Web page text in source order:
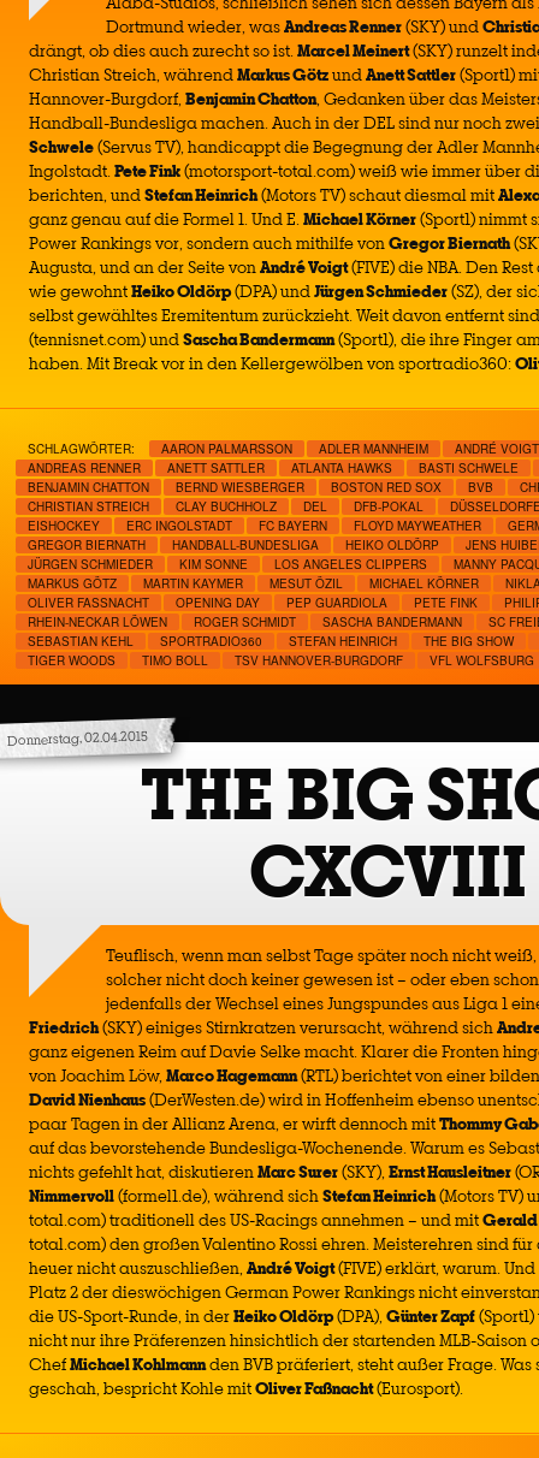
Dortmund wieder, wasAndreas Renner(SKY) und
drängt, ob dies auch zurecht so ist.Marcel Meinert(SKY) runzelt
Christian Streich, währendMarkus GötzundAnett Sattler(Sport1)
Hannover-Burgdorf, Benjamin Chatton, Gedanken über das
Handball-Bundesliga machen. Auch in der DEL sind nur noch
Schwele(Servus TV), handicappt die Begegnung der Adler
Ingolstadt.Pete Fink(motorsport-total.com) weiß wie immer über
berichten, undStefan Heinrich(Motors TV) schaut diesmal mit
ganz genau auf die Formel 1. Und E.Michael Körner(Sport1) nimmt
Power Rankings vor, sondern auch mithilfe vonGregor Biernath
Augusta, und an der Seite vonAndré Voigt(FIVE) die NBA. Den
wie gewohntHeiko Oldörp(DPA) undJürgen Schmieder(SZ), der
selbst gewähltes Eremitentum zurückzieht. Weit davon entfernt
(tennisnet.com) undSascha Bandermann(Sport1), die ihre Finger
haben. Mit Break vor in den Kellergewölben von sportradio360:
SCHLAGWÖRTER: AARON PALMARSSON ADLER MANNHEIM
ANDRÉ VOIGT
ANDREAS RENNER
ANETT SATTLER ATLANTA HAWKS
BASTI SCHWELE
BENJAMIN CHATTON
BERND WIESBERGER BOSTON RED SOX BVB
CHRISTIAN STREICH
CLAY BUCHHOLZ DEL DFB-POKAL
EISHOCKEY
ERC INGOLSTADT FC BAYERN FLOYD MAYWEATHER
GREGOR BIERNATH
HANDBALL-BUNDESLIGA HEIKO OLDÖRP
JENS
JÜRGEN SCHMIEDER
KIM SONNE LOS ANGELES CLIPPERS
MANNY
MARKUS GÖTZ
MARTIN KAYMER MESUT ÖZIL MICHAEL KÖRNER
OLIVER FASSNACHT
OPENING DAY PEP GUARDIOLA PETE FINK
RHEIN-NECKAR LÖWEN
ROGER SCHMIDT SASCHA BANDERMANN
SC
SEBASTIAN KEHL
SPORTRADIO360 STEFAN HEINRICH
THE BIG SHOW
TIGER WOODS
TIMO BOLL TSV HANNOVER-BURGDORF VFL WOLFSBURG
Donnerstag, 02.04.2015
THE BIG
CXCVIII
Teuflisch, wenn man selbst Tage später noch nicht
solcher nicht doch keiner gewesen ist – oder eben
jedenfalls der Wechsel eines Jungspundes aus Liga 1
Friedrich(SKY) einiges Stirnkratzen verursacht, während sich
ganz eigenen Reim auf Davie Selke macht. Klarer die Fronten
von Joachim Löw, Marco Hagemann(RTL) berichtet von einer
David Nienhaus(DerWesten.de) wird in Hoffenheim ebenso
paar Tagen in der Allianz Arena, er wirft dennoch mitThommy
auf das bevorstehende Bundesliga-Wochenende. Warum es
nichts gefehlt hat, diskutierenMarc Surer(SKY), Ernst Hausleitner
Nimmervoll(formel1.de), während sichStefan Heinrich(Motors TV)
total.com) traditionell des US-Racings annehmen – und mit
total.com) den großen Valentino Rossi ehren. Meisterehren sind
heuer nicht auszuschließen, André Voigt(FIVE) erklärt, warum.
Platz 2 der dieswöchigen German Power Rankings nicht
die US-Sport-Runde, in derHeiko Oldörp(DPA), Günter Zapf
nicht nur ihre Präferenzen hinsichtlich der startenden MLB-Saison
ChefMichael Kohlmannden BVB präferiert, steht außer Frage. Was
geschah, bespricht Kohle mitOliver Faßnacht(Eurosport).